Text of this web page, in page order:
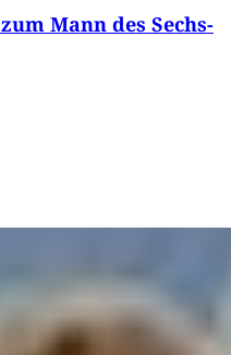
Mann des Sechs-